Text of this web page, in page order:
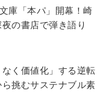
庫「本パ」開幕！崎
の書店で弾き語り
く価値化」する逆転
挑むサステナブル素